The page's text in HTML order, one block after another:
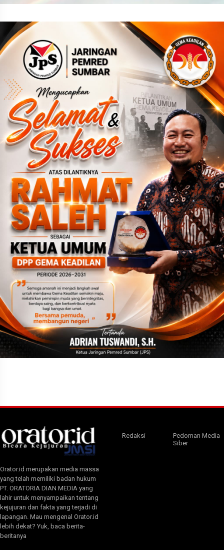
Orator.id merupakan media massa
yang telah memiliki badan hukum
PT. ORATORIA DIAN MEDIA yang
lahir untuk menyampaikan tentang
kejujuran dan fakta yang terjadi di
lapangan. Mau mengenal Orator.id
lebih dekat? Yuk, baca berita-
beritanya
Redaksi
Pedoman Media
Siber